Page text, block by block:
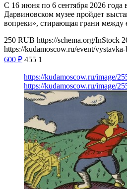
С 16 июня по 6 сентября 2026 года
Дарвиновском музее пройдет
вопреки», стирающая грани
250 RUB https://schema.org/InStock
https://kudamoscow.ru/event/
600 ₽ 455 1
https://kudamoscow.ru/image/
https://kudamoscow.ru/image/